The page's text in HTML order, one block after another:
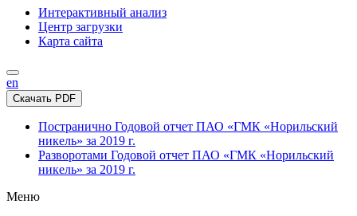
Интерактивный анализ
Центр загрузки
Карта сайта
en
Скачать PDF
Постранично Годовой отчет ПАО «ГМК «Норильский
никель» за 2019 г.
Разворотами Годовой отчет ПАО «ГМК «Норильский
никель» за 2019 г.
Меню